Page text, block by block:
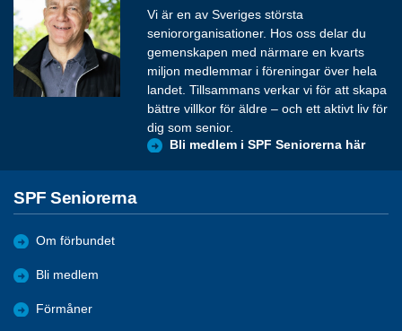
Vi är en av Sveriges största
seniororganisationer. Hos oss delar du
gemenskapen med närmare en kvarts
miljon medlemmar i föreningar över hela
landet. Tillsammans verkar vi för att skapa
bättre villkor för äldre – och ett aktivt liv för
dig som senior.
Bli medlem i SPF Seniorerna här
SPF Seniorerna
Om förbundet
Bli medlem
Förmåner